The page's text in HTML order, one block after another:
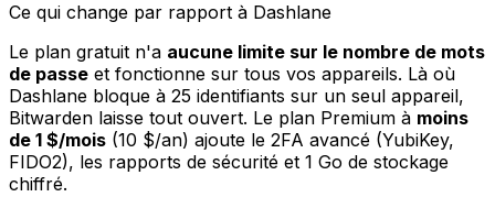
Ce qui change par rapport à Dashlane
Le plan gratuit n'a aucune limite sur le nombre de mots
de passe et fonctionne sur tous vos appareils. Là où
Dashlane bloque à 25 identifiants sur un seul appareil,
Bitwarden laisse tout ouvert. Le plan Premium à moins
de 1 $/mois (10 $/an) ajoute le 2FA avancé (YubiKey,
FIDO2), les rapports de sécurité et 1 Go de stockage
chiffré.